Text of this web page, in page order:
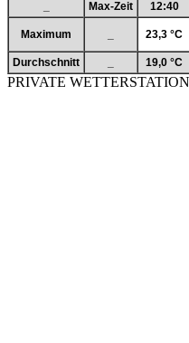
Max-Zeit 12:40
Maximum 23,3 °C
Durchschnitt 19,0 °C
PRIVATE